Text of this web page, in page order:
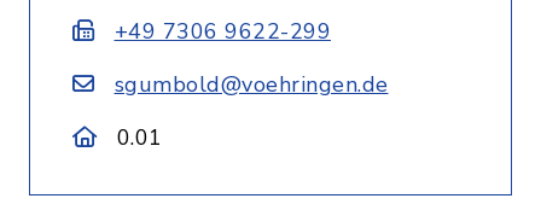
+49 7306 9622-299
sgumbold@voehringen.de
0.01